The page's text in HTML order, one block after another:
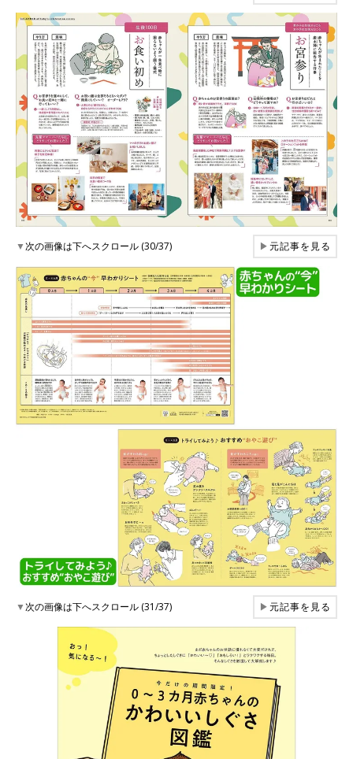
▼次の画像は下へスクロール (30/37) ▶元記事を見る
▼次の画像は下へスクロール (31/37) ▶元記事を見る